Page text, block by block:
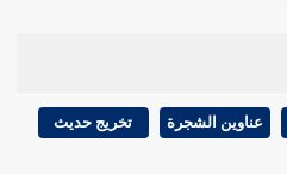
عناوين الشجرة تخريج حديث